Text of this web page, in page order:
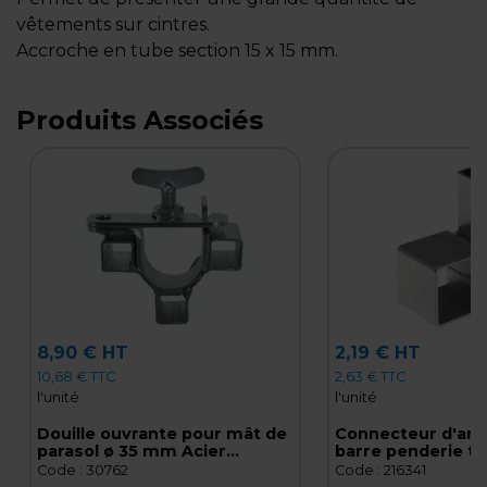
vêtements sur cintres.
Accroche en tube section 15 x 15 mm.
Produits Associés
8,90 € HT
10,68 € TTC
l'unité
Douille ouvrante pour mât de
parasol ø 35 mm Acier
galvanisé
Code : 30762
2,19 € HT
2,63 € TTC
l'unité
Connecteur
barre penderie
section 22 x 22
Code : 216341